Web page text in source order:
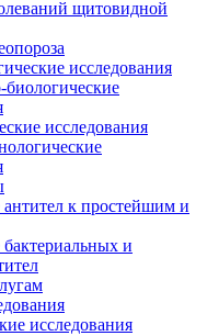
щитовидной
исследования
исследования
к простейшим и
и
исследования